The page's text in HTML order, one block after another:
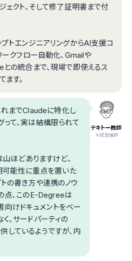
ェクト、そして修了証明書まで付
トエンジニアリングからAI支援コ
ークフロー自動化、Gmailや
の統合まで、現場で即使えるス
ます。
テキトー教師
.AI認定講師
れまでClaudeに特化し
て、実は結構限られて
ほどありますけど、
能性に重点を置いた
の書き方や連携のノウ
点、このE-Degreeは
けドキュメントをベー
、サードパーティの
ているようですが、内